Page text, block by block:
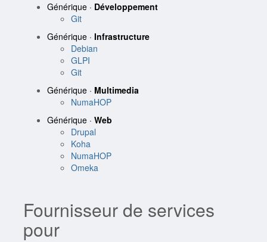
Générique · Développement
Git
Générique ·Infrastructure
Debian
GLPI
Git
Générique · Multimedia
NumaHOP
Générique ·Web
Drupal
Koha
NumaHOP
Omeka
Fournisseur de services
pour